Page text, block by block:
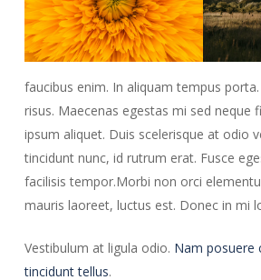
faucibus enim. In aliquam tempus
risus. Maecenas egestas mi sed neque
ipsum aliquet. Duis scelerisque at odio
tincidunt nunc, id rutrum erat. Fusce
facilisis tempor.Morbi non orci
mauris laoreet, luctus est. Donec in mi
Vestibulum at ligula odio. Nam posuere
tincidunt tellus.